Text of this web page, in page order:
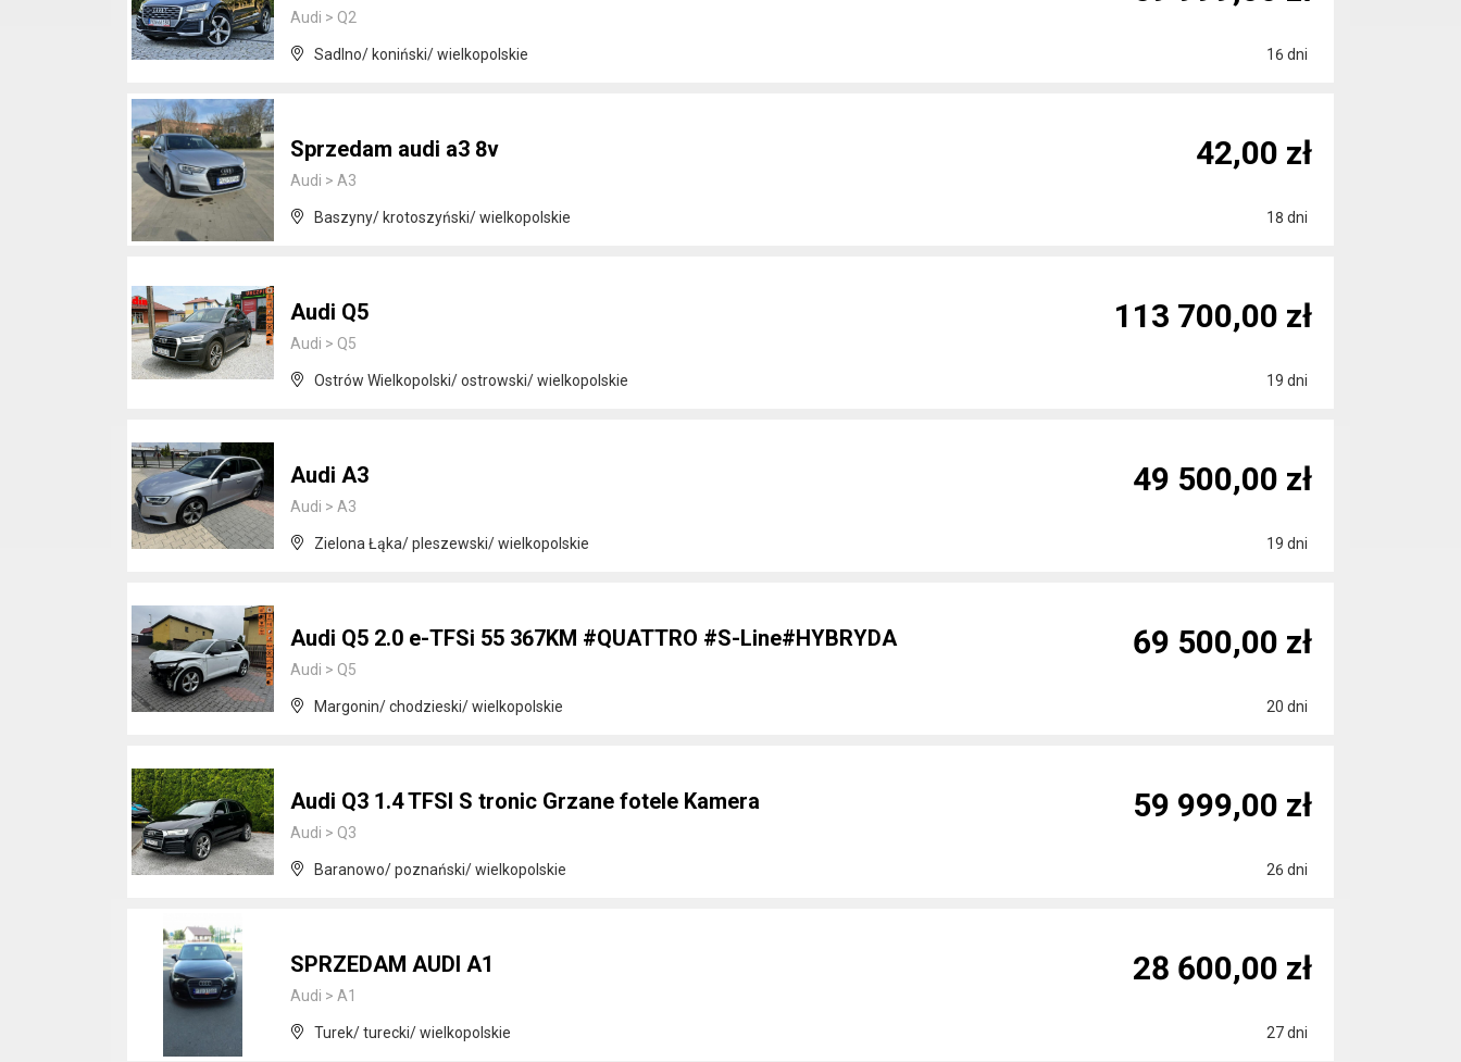
Audi > Q2
Sadlno/ koniński/ wielkopolskie 16 dni
Sprzedam audi a3 8v
Audi > A3
Baszyny/ krotoszyński/ wielkopolskie 18 dni
42,00 zł
Audi Q5
Audi > Q5
Ostrów Wielkopolski/ ostrowski/ wielkopolskie 19 dni
113 700,00 zł
Audi A3
Audi > A3
Zielona Łąka/ pleszewski/ wielkopolskie 19 dni
49 500,00 zł
Audi Q5 2.0 e-TFSi 55 367KM #QUATTRO #S-Line#HYBRYDA
Audi > Q5
Margonin/ chodzieski/ wielkopolskie 20 dni
69 500,00 zł
Audi Q3 1.4 TFSI S tronic Grzane fotele Kamera
Audi > Q3
Baranowo/ poznański/ wielkopolskie 26 dni
59 999,00 zł
SPRZEDAM AUDI A1
Audi > A1
Turek/ turecki/ wielkopolskie 27 dni
28 600,00 zł